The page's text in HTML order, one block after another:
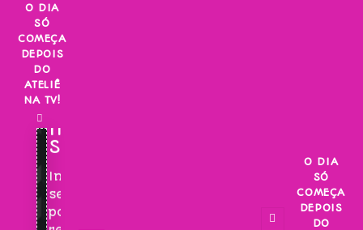
Skip
content
O DIA
SÓ
COMEÇA
DEPOIS
DO
ATELIÊ
NA TV!
INSCREVA-
SE!
Inscreva-
se
para
O DIA
SÓ
COMEÇA
DEPOIS
DO